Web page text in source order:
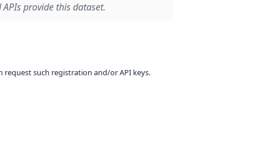
provide this dataset.
request such registration and/or API keys.